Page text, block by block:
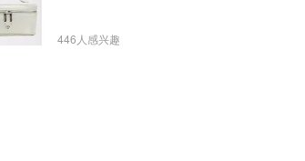
446人感兴趣